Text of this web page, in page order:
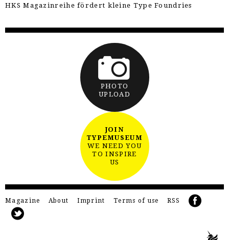
HKS Magazinreihe fördert kleine Type Foundries
PHOTO
UPLOAD
JOIN
TYPEMUSEUM
WE NEED YOU
TO INSPIRE
US
Magazine About Imprint Terms of use RSS